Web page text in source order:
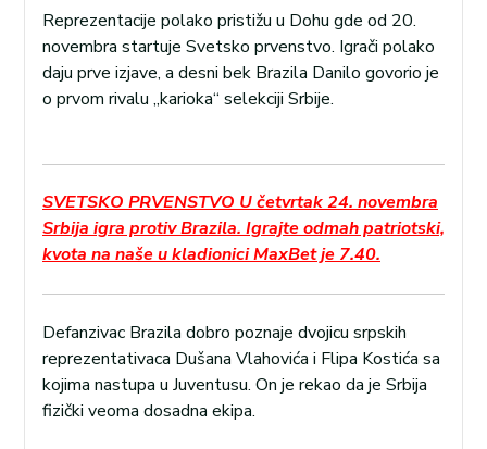
Reprezentacije polako pristižu u Dohu gde od 20.
novembra startuje Svetsko prvenstvo. Igrači polako
daju prve izjave, a desni bek Brazila Danilo govorio je
o prvom rivalu „karioka“ selekciji Srbije.
SVETSKO PRVENSTVO U četvrtak 24. novembra
Srbija igra protiv Brazila. Igrajte odmah patriotski,
kvota na naše u kladionici MaxBet je 7.40.
Defanzivac Brazila dobro poznaje dvojicu srpskih
reprezentativaca Dušana Vlahovića i Flipa Kostića sa
kojima nastupa u Juventusu. On je rekao da je Srbija
fizički veoma dosadna ekipa.